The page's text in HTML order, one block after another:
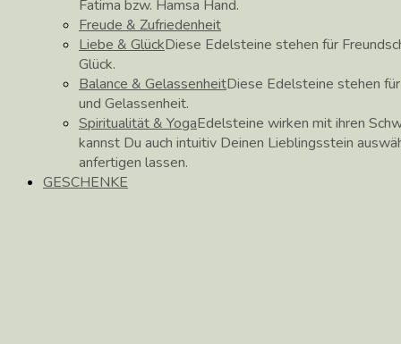
Fatima bzw. Hamsa Hand.
Freude & Zufriedenheit
Liebe & GlückDiese Edelsteine stehen für
Glück.
Balance & GelassenheitDiese Edelsteine stehen
und Gelassenheit.
Spiritualität & YogaEdelsteine wirken mit ihren
kannst Du auch intuitiv Deinen Lieblingsstein
anfertigen lassen.
GESCHENKE